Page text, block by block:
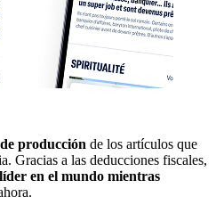
producción de los artículos que
Gracias a las deducciones fiscales,
en el mundo mientras